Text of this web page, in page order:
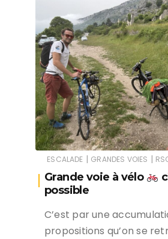
ESCALADE | GRANDES VOIES |
Grande voie à vélo
possible
C’est par une
propositions qu’on se